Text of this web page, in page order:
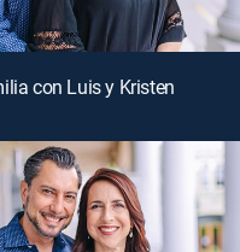
con Luis y Kristen